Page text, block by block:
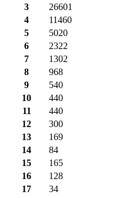
3
26601
4
11460
5
5020
6
2322
7
1302
8
968
9
540
10
440
11
440
12
300
13
169
14
84
15
165
16
128
17
34